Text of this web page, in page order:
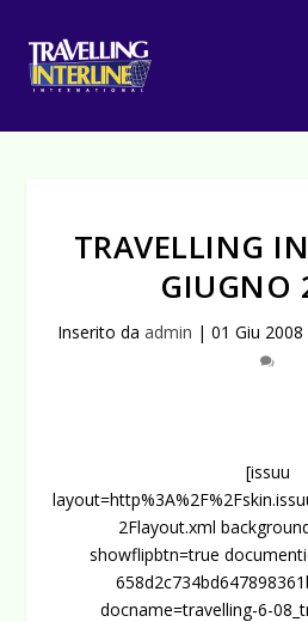
TRAVELLING
GIUGNO
Inserito da admin | 01 Giu 2008
[issuu
2Flayout.xml
showflipbtn=true
docname=travelling-6-